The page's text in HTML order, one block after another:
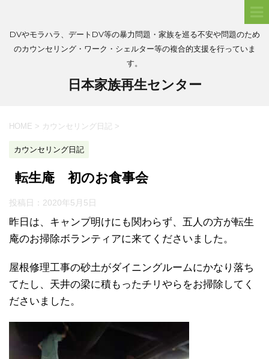
DVやモラハラ、デートDV等の暴力問題・家族を巡る不安や問題のため
のカウンセリング・ワーク・シェルター等の複合的支援を行っていま
す。
日本家族再生センター
HOME > カウンセリング日記 >
カウンセリング日記
転生庵 初のお食事会
投稿日： 2020年5月5日
昨日は、キャンプ明けにも関わらず、五人の方が転生
庵のお掃除ボランティアに来てくださいました。
屋根修理工事の砂土がダイニングルームにかなり落ち
てたし、天井の梁に積もったチリやらをお掃除してく
ださいました。